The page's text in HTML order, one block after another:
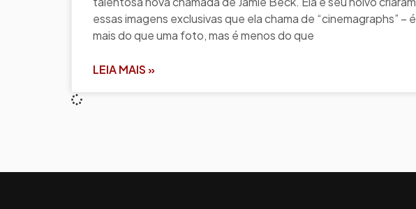
essas imagens exclusivas que ela chama de “cinemagraphs” – é
mais do que uma foto, mas é menos do que
LEIA MAIS »